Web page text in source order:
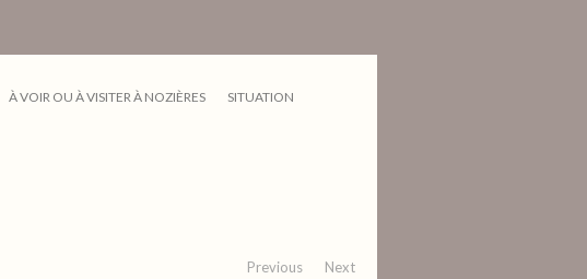
À VOIR OU À VISITER À NOZIÈRES SITUATION
Previous Next